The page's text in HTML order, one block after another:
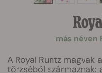
más néven
A Royal Runtz magvak
törzséből származnak: